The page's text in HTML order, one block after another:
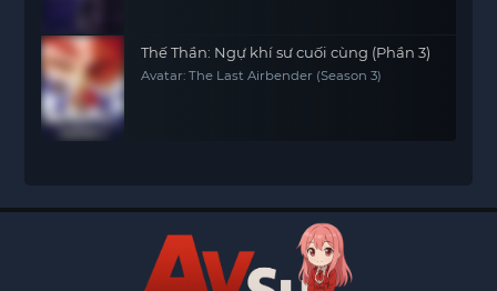
Thế Thần: Ngự khí sư cuối cùng (Phần 3)
Avatar: The Last Airbender (Season 3)